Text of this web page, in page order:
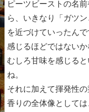
ピーツビーストの名
ら、いきなり「ガツ
を近づけていったん
感じるほどではないか
むしろ甘味を感じる
ね。
それに加えて揮発性の
香りの全体像として